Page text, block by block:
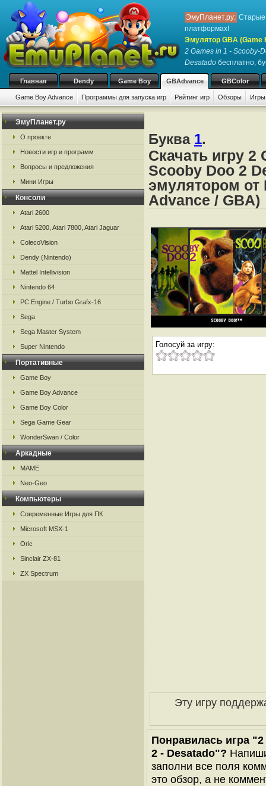
ЭмуПланет.ру: Старые
платформах!
Эмулятор GBA (Game
2 Games in 1 - Scooby-
Desatado бесплатно,
Главная Dendy Game Boy GBAdvance GBColor
Game Boy Advance Программы для запуска игр Рейтинг игр Обзоры
ЭмуПланет.ру
О проекте
Новости игр и программ
Вопросы и предложения
Мини Игры
Консоли
Atari 2600
Atari 5200, Atari 7800, Atari Jaguar
ColecoVision
Dendy (Nintendo)
Mattel Intellivision
Nintendo 64
PC Engine / Turbo Grafx-16
Sega
Sega Master System
Super Nintendo
Портативные
Game Boy
Game Boy Advance
Game Boy Color
Sega Game Gear
WonderSwan / Color
Аркадные
MAME
Neo-Geo
Компьютеры
Современные Игры для ПК
Microsoft MSX-1
Oric
Sinclair ZX-81
ZX Spectrum
Буква 1.
Скачать игру 2
Scooby Doo 2
эмулятором от
Advance / GBA)
Голосуй за игру:
Эту игру
Понравилась игра
2 - Desatado"?
заполни все поля
это обзор, а не